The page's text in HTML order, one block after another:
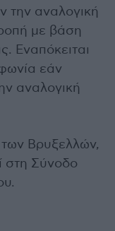
την αναλογική
με βάση
Εναπόκειται
εάν
αναλογική
Βρυξελλών,
στη Σύνοδο